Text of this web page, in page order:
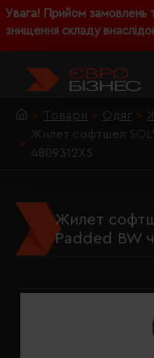
Увага! Прийом замовлень
знищення складу
Товари Одяг
Жилет софтшел
4809312XS
Жилет
Padded BW